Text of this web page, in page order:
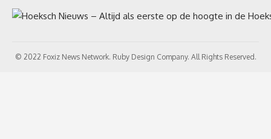
© 2022 Foxiz News Network. Ruby Design Company. All Rights Reserved.